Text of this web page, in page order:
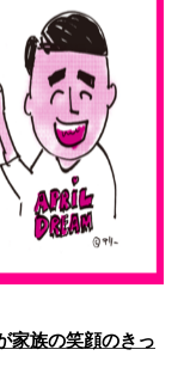
家族の笑顔のきっ